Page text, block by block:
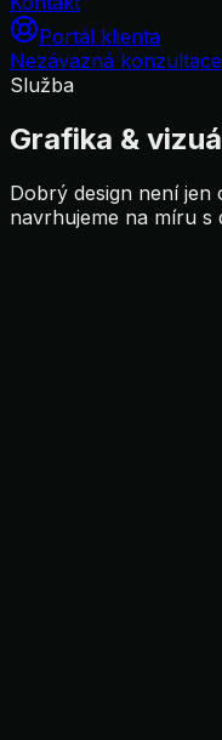
Portál klienta
Nezávazná konzultace
Služba
Grafika &
Dobrý design není
navrhujeme na míru s